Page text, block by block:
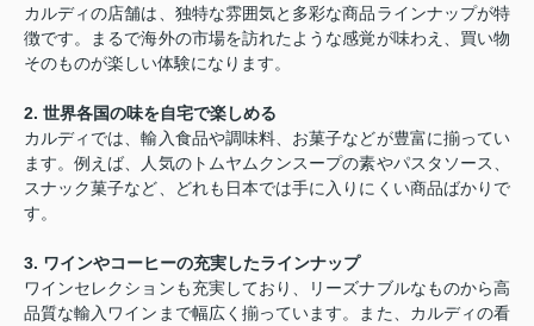
カルディの店舗は、独特な雰囲気と多彩な商品ラインナップが特
徴です。まるで海外の市場を訪れたような感覚が味わえ、買い物
そのものが楽しい体験になります。
2. 世界各国の味を自宅で楽しめる
カルディでは、輸入食品や調味料、お菓子などが豊富に揃ってい
ます。例えば、人気のトムヤムクンスープの素やパスタソース、
スナック菓子など、どれも日本では手に入りにくい商品ばかりで
す。
3. ワインやコーヒーの充実したラインナップ
ワインセレクションも充実しており、リーズナブルなものから高
品質な輸入ワインまで幅広く揃っています。また、カルディの看